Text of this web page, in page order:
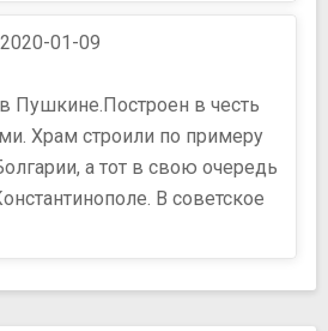
01-09
Пушкине.Построен в честь
Храм строили по примеру
а тот в свою очередь
В советское